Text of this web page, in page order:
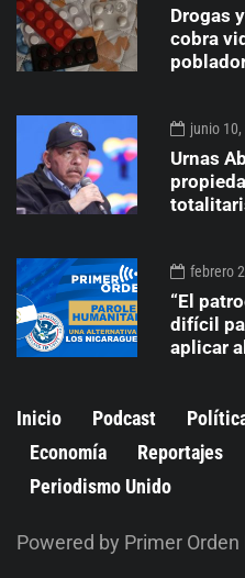
Drogas
cobra
junio 10,
Urnas
febrero
“El
difícil
aplicar
Inicio Podcast
Economía
Reportajes
Periodismo Unido
Powered by Primer